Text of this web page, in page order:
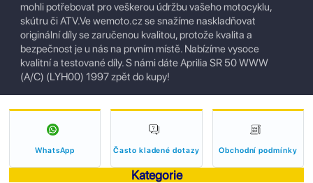
mohli potřebovat pro veškerou údržbu vašeho motocyklu,
skútru či ATV.Ve wemoto.cz se snažíme naskladňovat
originální díly se zaručenou kvalitou, protože kvalita a
bezpečnost je u nás na prvním místě. Nabízíme vysoce
kvalitní a testované díly. S námi dáte Aprilia SR 50 WWW
(A/C) (LYH00) 1997 zpět do kupy!
WhatsApp Často kladené dotazy Obchodní podmínky
Kategorie